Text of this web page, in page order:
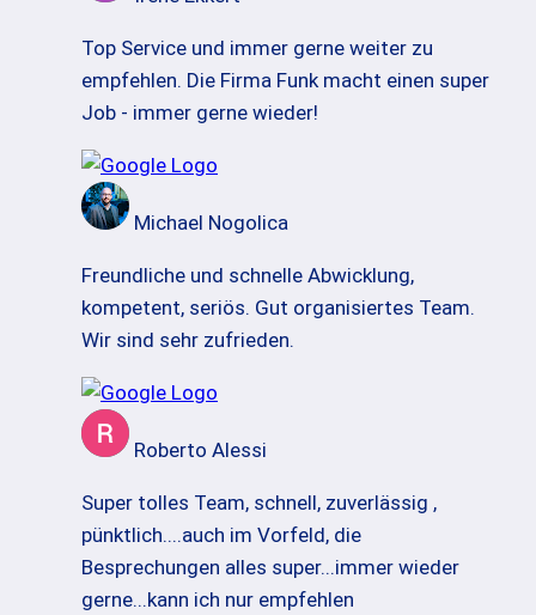
Top Service und immer gerne weiter zu
empfehlen. Die Firma Funk macht einen super
Job - immer gerne wieder!
Michael Nogolica
Freundliche und schnelle Abwicklung,
kompetent, seriös. Gut organisiertes Team.
Wir sind sehr zufrieden.
Roberto Alessi
Super tolles Team, schnell, zuverlässig ,
pünktlich....auch im Vorfeld, die
Besprechungen alles super...immer wieder
gerne...kann ich nur empfehlen